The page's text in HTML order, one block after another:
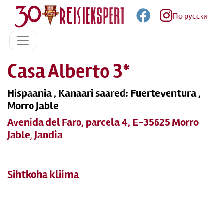
По русски
Casa Alberto 3*
Hispaania , Kanaari saared: Fuerteventura ,
Morro Jable
Avenida del Faro, parcela 4, E-35625 Morro
Jable, Jandia
Sihtkoha kliima